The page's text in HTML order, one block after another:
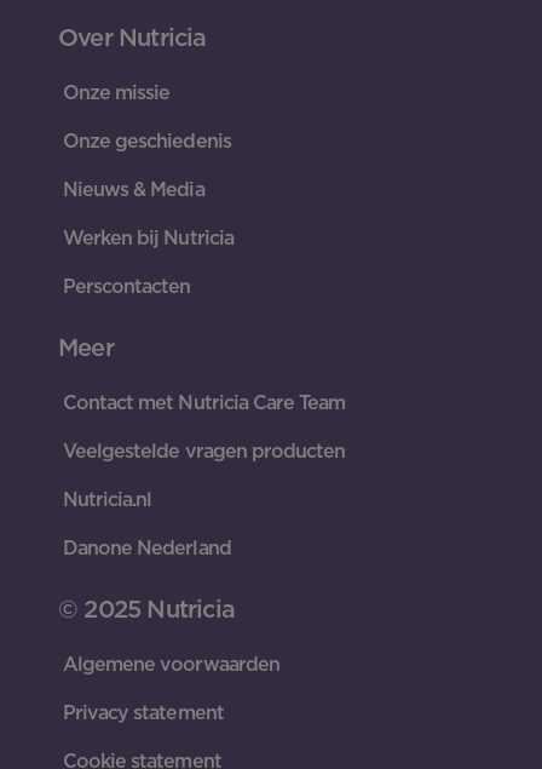
Over Nutricia
Onze missie
Onze geschiedenis
Nieuws & Media
Werken bij Nutricia
Perscontacten
Meer
Contact met Nutricia Care Team
Veelgestelde vragen producten
Nutricia.nl
Danone Nederland
© 2025 Nutricia
Algemene voorwaarden
Privacy statement
Cookie statement